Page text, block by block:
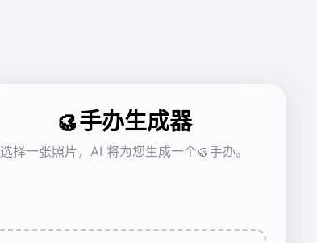
🥮手办生成器
选择一张照片，AI 将为您生成一个🥮手办。